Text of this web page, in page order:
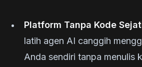
Platform Tanpa Kode
latih agen AI canggih
Anda sendiri tanpa menulis